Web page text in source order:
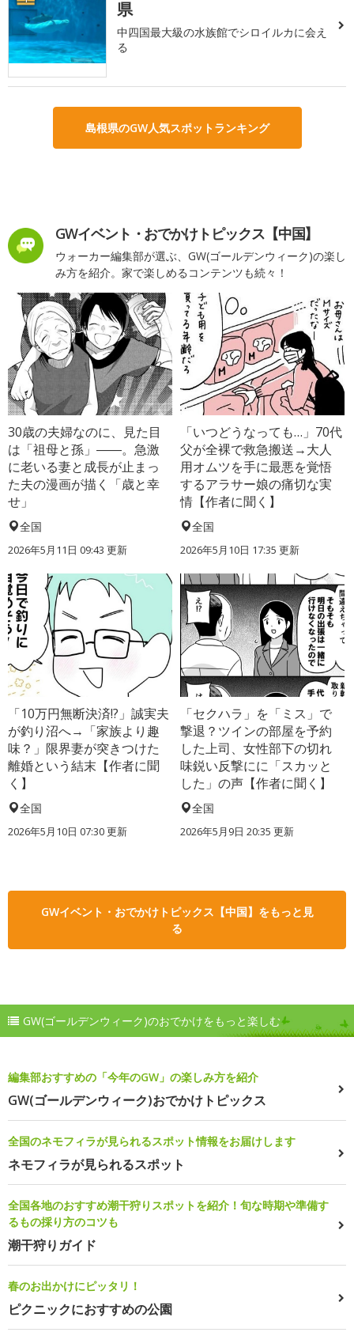
県
中四国最大級の水族館でシロイルカに会え
る
島根県のGW人気スポットランキング
GWイベント・おでかけトピックス【中国】
ウォーカー編集部が選ぶ、GW(ゴールデンウィーク)の楽し
み方を紹介。家で楽しめるコンテンツも続々！
30歳の夫婦なのに、見た目
は「祖母と孫」――。急激
に老いる妻と成長が止まっ
た夫の漫画が描く「歳と幸
せ」
全国
2026年5月11日 09:43 更新
「いつどうなっても…」70代
父が全裸で救急搬送→大人
用オムツを手に最悪を覚悟
するアラサー娘の痛切な実
情【作者に聞く】
全国
2026年5月10日 17:35 更新
「10万円無断決済!?」誠実夫
が釣り沼へ→「家族より趣
味？」限界妻が突きつけた
離婚という結末【作者に聞
く】
全国
2026年5月10日 07:30 更新
「セクハラ」を「ミス」で
撃退？ツインの部屋を予約
した上司、女性部下の切れ
味鋭い反撃にに「スカッと
した」の声【作者に聞く】
全国
2026年5月9日 20:35 更新
GWイベント・おでかけトピックス【中国】をもっと見
る
GW(ゴールデンウィーク)のおでかけをもっと楽しむ
編集部おすすめの「今年のGW」の楽しみ方を紹介
GW(ゴールデンウィーク)おでかけトピックス
全国のネモフィラが見られるスポット情報をお届けします
ネモフィラが見られるスポット
全国各地のおすすめ潮干狩りスポットを紹介！旬な時期や準備す
るもの採り方のコツも
潮干狩りガイド
春のお出かけにピッタリ！
ピクニックにおすすめの公園